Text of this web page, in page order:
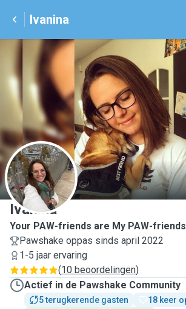
Ivanina
I
Ivanina
Your PAW-friends are My PAW-friends
Pawshake oppas sinds april 2022
1-5 jaar ervaring
(10 beoordelingen)
Actief in de Pawshake Community
5 terugkerende gasten
18 keer